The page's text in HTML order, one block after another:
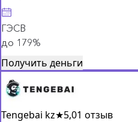
ГЭСВ
до 179%
Получить деньги
Tengebai kz★5,01 отзыв